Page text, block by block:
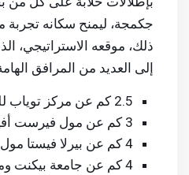
جكمجة، ليمنح سكانه
ذلك، موقعه الاستراتيجي،
إلى العديد من المرافق
2.5 كم عن مركز توياب للمعارض والمؤتمرات.
3 كم عن مول فيرست أفينيو اسطنبول.
4 كم عن بيرلا فيستا مول.
4 كم عن جامعة بيكنت ومستشفى جامعة بيكنت.